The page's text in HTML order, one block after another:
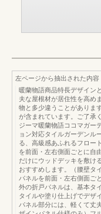
左ページから抽出された内容
暖蘭物語商品特長デザイン
夫な屋根材が居住性を高め
物と多少違うことがありま
が含まれています。ご了承
ジーマ暖蘭物語ココマガー
ョン対応タイルガーデンル
る、高級感あふれるフロー
を前面・左右側面ごとに自
だけにウッドデッキを敷け
おすすめします。（腰壁タ
パネルを前面・左右側面ご
外の折戸パネルは、基本タ
タイルや塗り仕上げでデザ
パネル部分には、軽くて丈